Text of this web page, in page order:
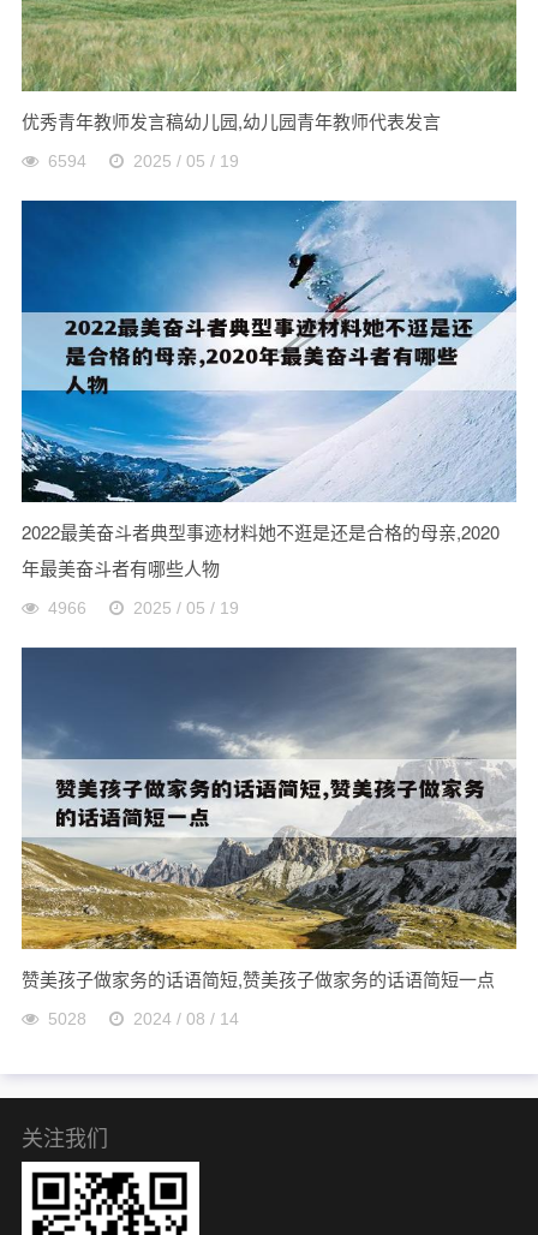
优秀青年教师发言稿幼儿园,幼儿园青年教师代表发言
6594 2025 / 05 / 19
2022最美奋斗者典型事迹材料她不逛是还是合格的母亲,2020
年最美奋斗者有哪些人物
4966 2025 / 05 / 19
赞美孩子做家务的话语简短,赞美孩子做家务的话语简短一点
5028 2024 / 08 / 14
关注我们